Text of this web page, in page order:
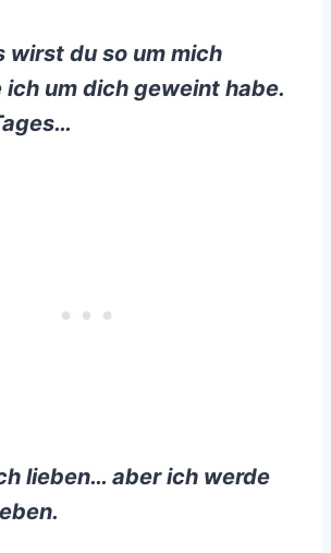
wirst du so um mich
ich um dich geweint habe.
lieben… aber ich werde